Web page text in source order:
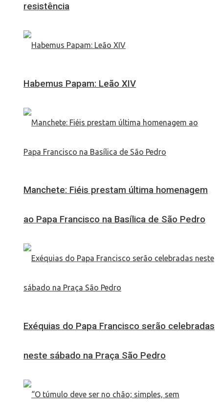
resistência
Habemus Papam: Leão XIV
Manchete: Fiéis prestam última homenagem
ao Papa Francisco na Basílica de São Pedro
Exéquias do Papa Francisco serão celebradas
neste sábado na Praça São Pedro